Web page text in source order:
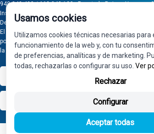
948 340 498 / 668 848 123 - Puente la Reina - Navarra -
Inscrita en el Registro Mercantil de Navarra, Tomo 32,
Desarrollado porSeintosoft
El proyecto de inversión "0011-0558-2024-000008" ha
por Gobierno de Navarra al amparo de la convocatoria de
la inversión en pymes industriales
Usamos cookies
Utilizamos cookies técnicas necesarias para
funcionamiento de la web y, con tu
de preferencias, analíticas y de marketing.
todas, rechazarlas o configurar su uso. Ver
Rechazar
Configurar
Aceptar todas